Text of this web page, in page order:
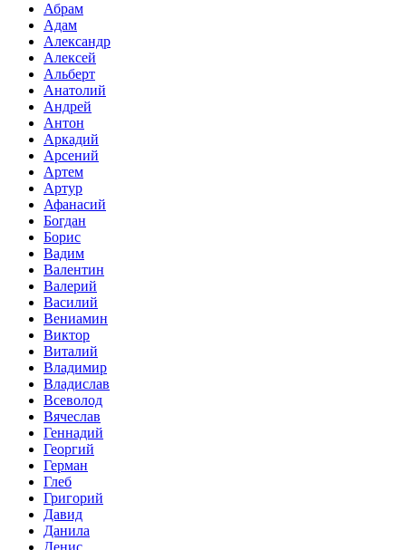
Абрам
Адам
Александр
Алексей
Альберт
Анатолий
Андрей
Антон
Аркадий
Арсений
Артем
Артур
Афанасий
Богдан
Борис
Вадим
Валентин
Валерий
Василий
Вениамин
Виктор
Виталий
Владимир
Владислав
Всеволод
Вячеслав
Геннадий
Георгий
Герман
Глеб
Григорий
Давид
Данила
Денис